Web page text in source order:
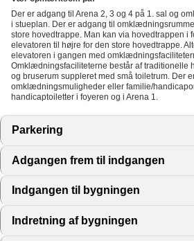
Der er adgang til Arena 2, 3 og 4 på 1. sal og
i stueplan. Der er adgang til
store hovedtrappe. Man kan via hovedtrappen i
elevatoren til højre for den store hovedtrappe.
elevatoren i gangen med
Omklædningsfaciliteterne består af traditionelle
og bruserum suppleret med små toiletrum. Der
omklædningsmuligheder eller familie/
handicaptoiletter i foyeren og i Arena 1.
Parkering
Adgangen frem til indgangen
Indgangen til bygningen
Indretning af bygningen